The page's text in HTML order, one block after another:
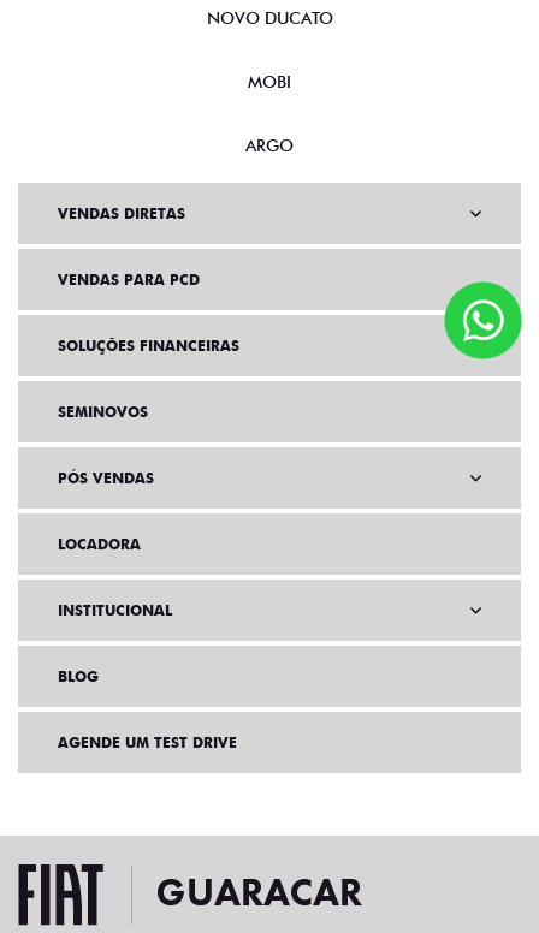
NOVO DUCATO
MOBI
ARGO
VENDAS DIRETAS
VENDAS PARA PCD
SOLUÇÕES FINANCEIRAS
SEMINOVOS
PÓS VENDAS
LOCADORA
INSTITUCIONAL
BLOG
AGENDE UM TEST DRIVE